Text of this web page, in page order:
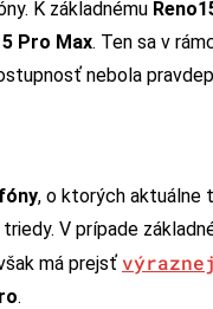
K základnému
Pro Max. Ten sa v
nebola
, o ktorých aktuálne
V prípade
má prejsť
.